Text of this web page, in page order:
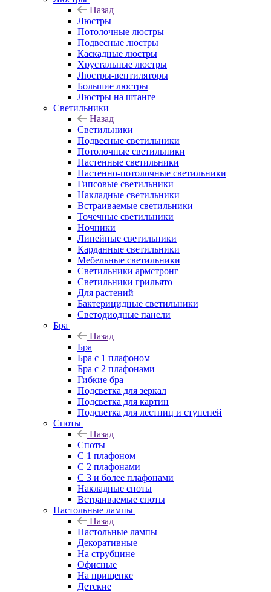
Назад
Люстры
Потолочные люстры
Подвесные люстры
Каскадные люстры
Хрустальные люстры
Люстры-вентиляторы
Большие люстры
Люстры на штанге
Светильники
Назад
Светильники
Подвесные светильники
Потолочные светильники
Настенные светильники
Настенно-потолочные светильники
Гипсовые светильники
Накладные светильники
Встраиваемые светильники
Точечные светильники
Ночники
Линейные светильники
Карданные светильники
Мебельные светильники
Светильники армстронг
Светильники грильято
Для растений
Бактерицидные светильники
Светодиодные панели
Бра
Назад
Бра
Бра с 1 плафоном
Бра с 2 плафонами
Гибкие бра
Подсветка для зеркал
Подсветка для картин
Подсветка для лестниц и ступеней
Споты
Назад
Споты
С 1 плафоном
С 2 плафонами
С 3 и более плафонами
Накладные споты
Встраиваемые споты
Настольные лампы
Назад
Настольные лампы
Декоративные
На струбцине
Офисные
На прищепке
Детские